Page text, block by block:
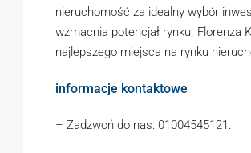
nieruchomość za idealny wybór
wzmacnia potencjał rynku.
najlepszego miejsca na rynku
informacje kontaktowe
– Zadzwoń do nas: 01004545121.